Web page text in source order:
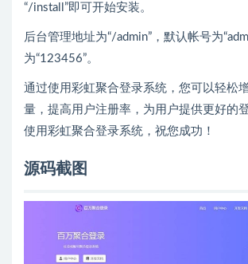
“/install”即可开始安装。
后台管理地址为“/admin”，默认帐号为
为“123456”。
通过使用彩虹聚合登录系统，您可以轻松
量，提高用户注册率，为用户提供更好的
使用彩虹聚合登录系统，祝您成功！
源码截图